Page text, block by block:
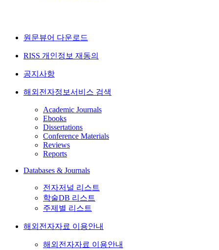
원문뷰어 다운로드
RISS 개인정보 재동의
공지사항
해외전자정보서비스 검색
Academic Journals
Ebooks
Dissertations
Conference Materials
Reviews
Reports
Databases & Journals
전자저널 리스트
학술DB 리스트
주제별 리스트
해외전자자료 이용안내
해외전자자료 이용안내